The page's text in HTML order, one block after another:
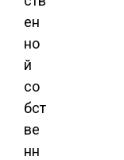
ен
но
й
со
бст
ве
нн